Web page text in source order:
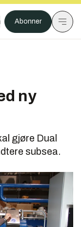
Abonner
ny
gjøre Dual
subsea.